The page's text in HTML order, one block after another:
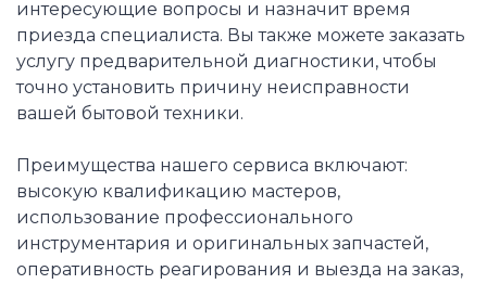
интересующие вопросы и назначит время
приезда специалиста. Вы также можете заказать
услугу предварительной диагностики, чтобы
точно установить причину неисправности
вашей бытовой техники.
Преимущества нашего сервиса включают:
высокую квалификацию мастеров,
использование профессионального
инструментария и оригинальных запчастей,
оперативность реагирования и выезда на заказ,